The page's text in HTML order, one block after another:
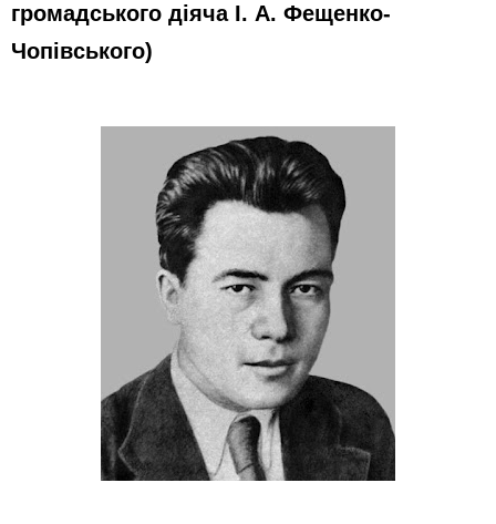
громадського діяча І. А. Фещенко-
Чопівського)